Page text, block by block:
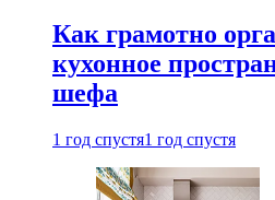
Как грамотно
кухонное
шефа
1 год спустя1 год спустя